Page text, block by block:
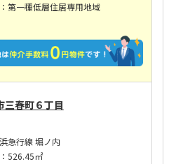
第一種低層住居専用地域
三春町６丁目
急行線 堀ノ内
526.45㎡